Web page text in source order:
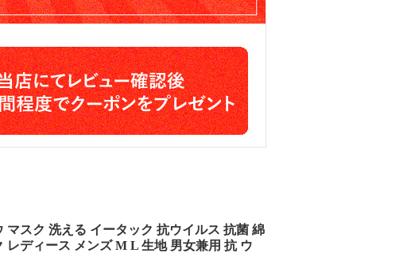
スク 洗える イータック 抗ウイルス 抗菌 綿
レディース メンズ M L 生地 男女兼用 抗 ウ